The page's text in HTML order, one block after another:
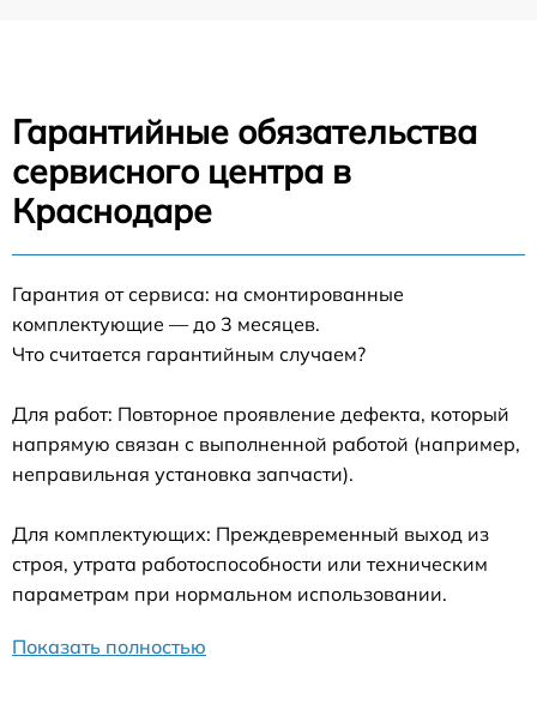
Гарантийные обязательства
сервисного центра в
Краснодаре
Гарантия от сервиса: на смонтированные
комплектующие — до 3 месяцев.
Что считается гарантийным случаем?
Для работ: Повторное проявление дефекта, который
напрямую связан с выполненной работой (например,
неправильная установка запчасти).
Для комплектующих: Преждевременный выход из
строя, утрата работоспособности или техническим
параметрам при нормальном использовании.
Показать полностью